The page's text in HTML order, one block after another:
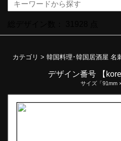
カテゴリ > 韓国料理･韓国居酒屋 名
デザイン番号 【
サイズ「91mm